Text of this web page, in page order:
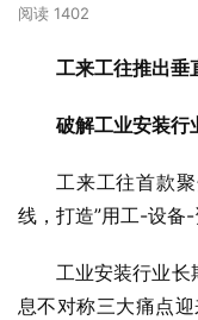
阅读 1402
工来工往推出垂
破解工业安装行
工来工往首款
线，打造”用工-设备
工业安装行业长
息不对称三大痛点